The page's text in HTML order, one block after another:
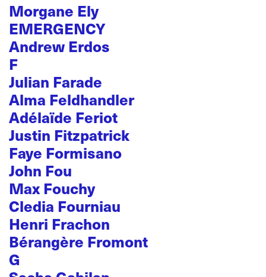
Morgane Ely
EMERGENCY
Andrew Erdos
F
Julian Farade
Alma Feldhandler
Adélaïde Feriot
Justin Fitzpatrick
Faye Formisano
John Fou
Max Fouchy
Cledia Fourniau
Henri Frachon
Bérangère Fromont
G